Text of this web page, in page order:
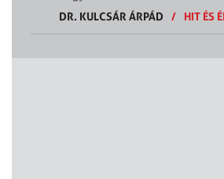
DR. KULCSÁR ÁRPÁD
/ HIT ÉS